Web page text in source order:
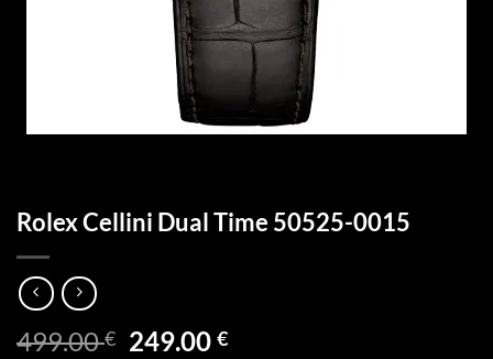
Rolex Cellini Dual Time 50525-0015
499.00€ Ursprünglicher
249.00€Aktueller